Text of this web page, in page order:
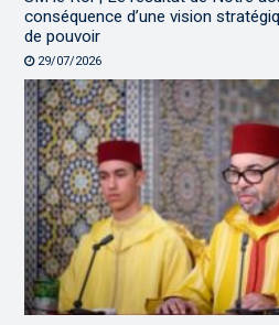
conséquence d’une vision
de pouvoir
29/07/2026